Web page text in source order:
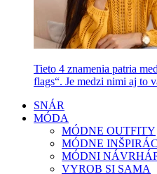
Tieto 4 znamenia patria
flags“. Je medzi nimi aj to
SNÁR
MÓDA
MÓDNE OUTFITY
MÓDNE
MÓDNI
VYROB SI SAMA